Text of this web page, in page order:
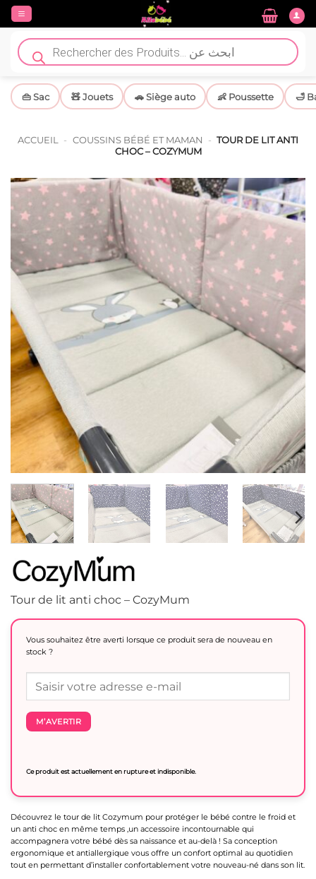
Passer
contenu
Recherche
de
produits
👜 Sac 🧸 Jouets 🚗 Siège auto 👶 Poussette 🛁
ACCUEIL - COUSSINS BÉBÉ ET MAMAN - TOUR DE LIT ANTI
CHOC – COZYMUM
Tour de lit anti choc – CozyMum
Découvrez le tour de lit Cozymum pour protéger le bébé contre le froid et
un anti choc en même temps ,un accessoire incontournable qui
accompagnera votre bébé dès sa naissance et au-delà ! Sa conception
ergonomique et antiallergique vous offre un confort optimal au quotidien
tout en permettant d’installer confortablement votre nouveau-né dans son lit.
Vous souhaitez être averti lorsque ce produit sera de nouveau en
stock ?
M’AVERTIR
Ce produit est actuellement en rupture et indisponible.